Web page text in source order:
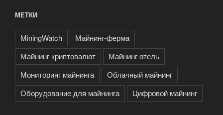
МЕТКИ
MiningWatch
Майнинг-ферма
Майнинг криптовалют
Майнинг отель
Мониторинг майнинга
Облачный майнинг
Оборудование для майнинга
Цифровой майнинг